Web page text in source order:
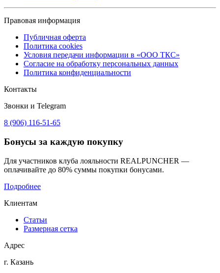
Правовая информация
Публичная оферта
Политика cookies
Условия передачи информации в «ООО ТКС»
Согласие на обработку персональных данных
Политика конфиденциальности
Контакты
Звонки и Telegram
8 (906) 116-51-65
Бонусы за каждую покупку
Для участников клуба лояльности REALPUNCHER —
оплачивайте до 80% суммы покупки бонусами.
Подробнее
Клиентам
Статьи
Размерная сетка
Адрес
г. Казань